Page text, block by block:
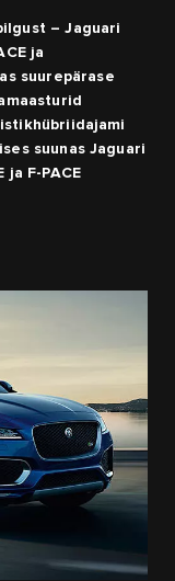
– Jaguari
ja
suurepärase
suunas Jaguari
F-PACE